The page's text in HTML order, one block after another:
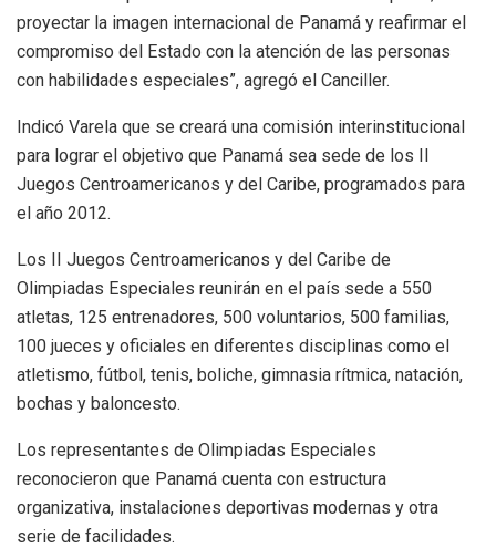
proyectar la imagen internacional de Panamá y reafirmar el
compromiso del Estado con la atención de las personas
con habilidades especiales”, agregó el Canciller.
Indicó Varela que se creará una comisión interinstitucional
para lograr el objetivo que Panamá sea sede de los II
Juegos Centroamericanos y del Caribe, programados para
el año 2012.
Los II Juegos Centroamericanos y del Caribe de
Olimpiadas Especiales reunirán en el país sede a 550
atletas, 125 entrenadores, 500 voluntarios, 500 familias,
100 jueces y oficiales en diferentes disciplinas como el
atletismo, fútbol, tenis, boliche, gimnasia rítmica, natación,
bochas y baloncesto.
Los representantes de Olimpiadas Especiales
reconocieron que Panamá cuenta con estructura
organizativa, instalaciones deportivas modernas y otra
serie de facilidades.